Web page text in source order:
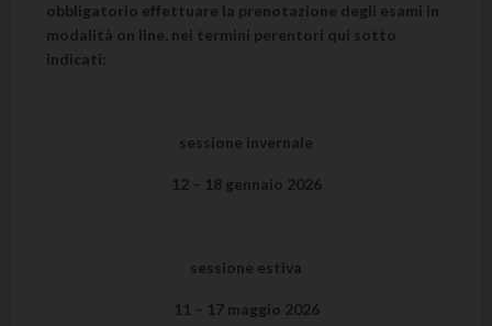
obbligatorio effettuare la prenotazione degli esami in
modalità on line, nei termini perentori qui sotto
indicati:
sessione invernale
12 – 18 gennaio 2026
sessione estiva
11 – 17 maggio 2026